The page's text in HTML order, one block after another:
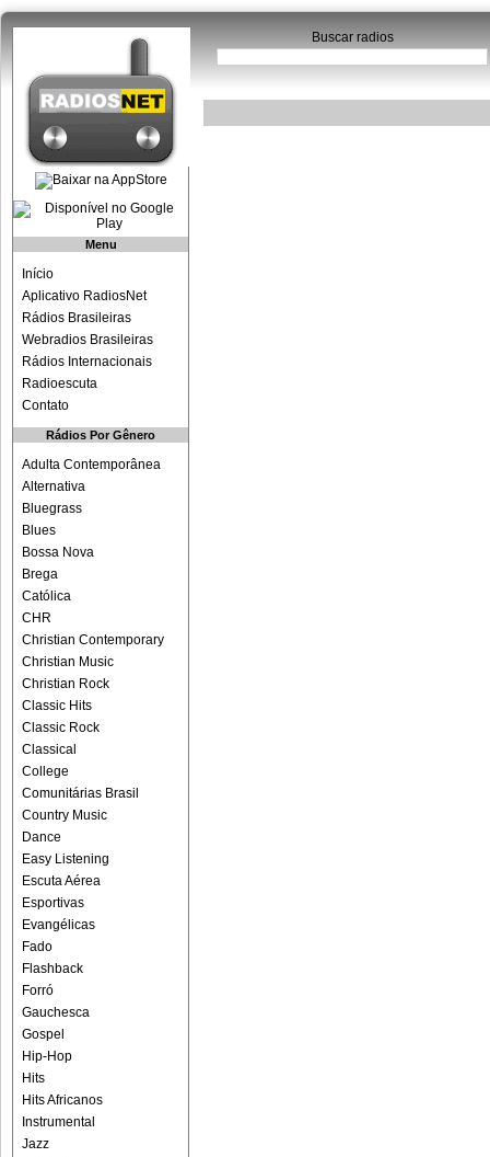
Buscar radios
Menu
Início
Aplicativo RadiosNet
Rádios Brasileiras
Webradios Brasileiras
Rádios Internacionais
Radioescuta
Contato
Rádios Por Gênero
Adulta Contemporânea
Alternativa
Bluegrass
Blues
Bossa Nova
Brega
Católica
CHR
Christian Contemporary
Christian Music
Christian Rock
Classic Hits
Classic Rock
Classical
College
Comunitárias Brasil
Country Music
Dance
Easy Listening
Escuta Aérea
Esportivas
Evangélicas
Fado
Flashback
Forró
Gauchesca
Gospel
Hip-Hop
Hits
Hits Africanos
Instrumental
Jazz